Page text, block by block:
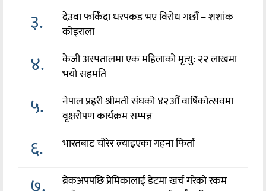
३.
देउवा फर्किँदा धरपकड भए विरोध गर्छौँं – शशांक
कोइराला
४.
केजी अस्पतालमा एक महिलाको मृत्यु: २२ लाखमा
भयो सहमति
५.
नेपाल प्रहरी श्रीमती संघको ४२औँ वार्षिकोत्सवमा
वृक्षरोपण कार्यक्रम सम्पन्न
६. भारतबाट चोरेर ल्याइएका गहना फिर्ता
ब्रेकअपपछि प्रेमिकालाई डेटमा खर्च गरेको रकम